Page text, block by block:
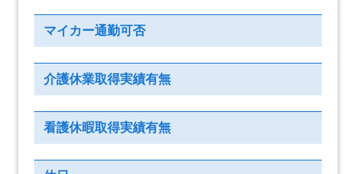
マイカー通勤可否
介護休業取得実績有無
看護休暇取得実績有無